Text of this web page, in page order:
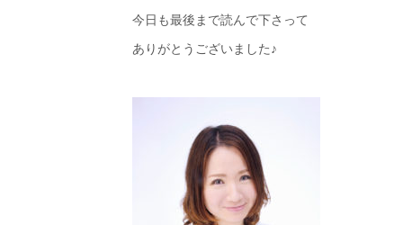
今日も最後まで読んで下さって
ありがとうございました♪